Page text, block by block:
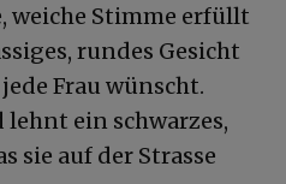
weiche Stimme erfüllt
rundes Gesicht
Frau wünscht.
ein schwarzes,
sie auf der Strasse